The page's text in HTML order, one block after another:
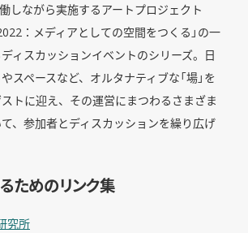
しながら実施するアートプロジェクト
：メディアとしての空間をつくる」の一
ィスカッションイベントのシリーズ。日
スペースなど、オルタナティブな「場」を
トに迎え、その運営にまつわるさまざま
、参加者とディスカッションを繰り広げ
ためのリンク集
究所